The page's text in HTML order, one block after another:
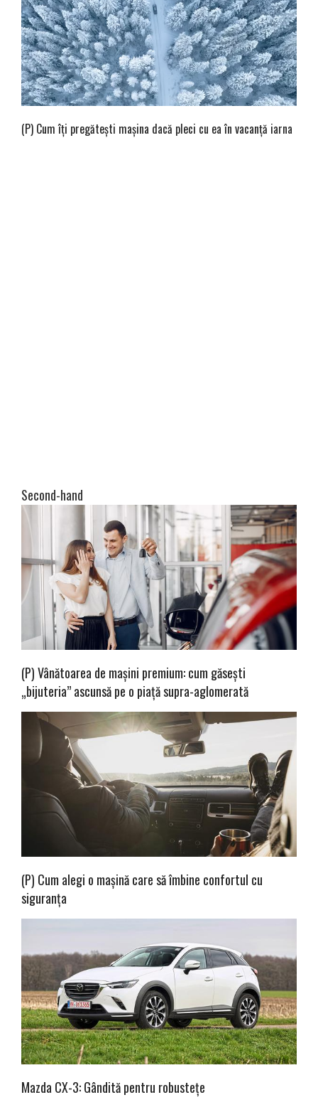
(P) Cum îți pregătești mașina dacă pleci cu ea în vacanță iarna
Second-hand
(P) Vânătoarea de mașini premium: cum găsești
„bijuteria” ascunsă pe o piață supra-aglomerată
(P) Cum alegi o mașină care să îmbine confortul cu
siguranța
Mazda CX-3: Gândită pentru robustețe